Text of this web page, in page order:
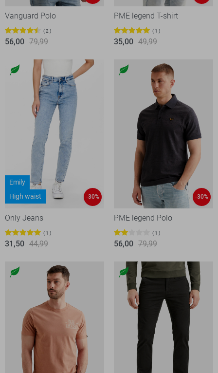
Vanguard Polo
2
56,00 79,99
PME legend T-shirt
1
35,00 49,99
Emily
High waist
-30%
Only Jeans
1
31,50 44,99
-30%
PME legend Polo
1
56,00 79,99